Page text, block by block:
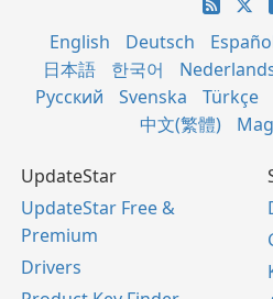
English Deutsch
日本語
한국어
Русский
Svenska Türkçe
中文(繁體)
UpdateStar
UpdateStar Free &
Premium
Drivers